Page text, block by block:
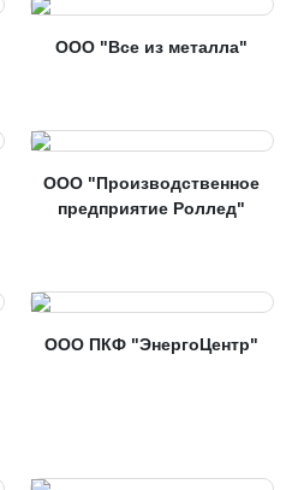
ООО "Все из металла"
ООО "Производственное
предприятие Роллед"
ООО ПКФ "ЭнергоЦентр"